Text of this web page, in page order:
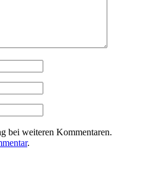
bei weiteren Kommentaren.
.